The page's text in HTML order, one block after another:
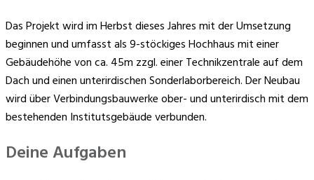
Das Projekt wird im Herbst dieses Jahres mit der Umsetzung
beginnen und umfasst als 9-stöckiges Hochhaus mit einer
Gebäudehöhe von ca. 45m zzgl. einer Technikzentrale auf dem
Dach und einen unterirdischen Sonderlaborbereich. Der Neubau
wird über Verbindungsbauwerke ober- und unterirdisch mit dem
bestehenden Institutsgebäude verbunden.
Deine Aufgaben